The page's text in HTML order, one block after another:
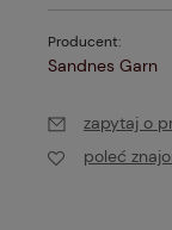
Producent:
Sandnes Garn
zapytaj o
poleć